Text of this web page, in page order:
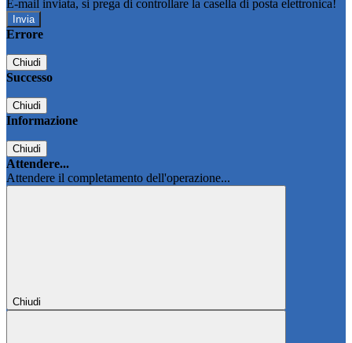
E-mail inviata, si prega di controllare la casella di posta elettronica!
Errore
Chiudi
Successo
Chiudi
Informazione
Chiudi
Attendere...
Attendere il completamento dell'operazione...
Chiudi